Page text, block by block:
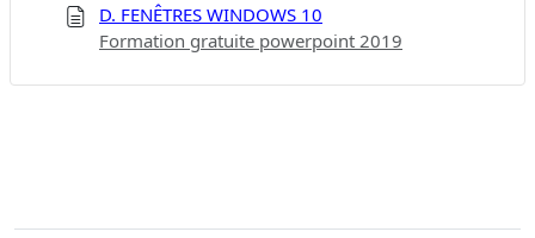
D. FENÊTRES WINDOWS 10
Formation gratuite powerpoint 2019